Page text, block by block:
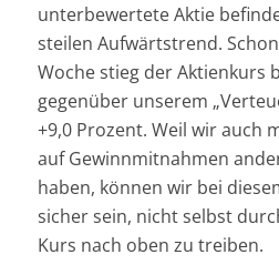
unterbewertete Aktie
steilen Aufwärtstrend.
Woche stieg der Aktienkurs
gegenüber unserem
+9,0 Prozent. Weil wir auch
auf Gewinnmitnahmen
haben, können wir bei
sicher sein, nicht selbst
Kurs nach oben zu treiben.